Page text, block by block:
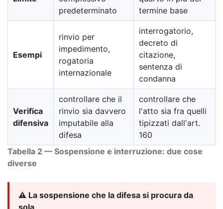
Tabella 2 — Sospensione e interruzione: due cose
diverse
predeterminato
termine base
Esempi
rinvio per
impedimento,
rogatoria
internazionale
interrogatorio,
decreto di
citazione,
sentenza di
condanna
Verifica
difensiva
controllare che il
rinvio sia davvero
imputabile alla
difesa
controllare che
l'atto sia fra quelli
tipizzati dall'art.
160
⚠️ La sospensione che la difesa si procura da
sola